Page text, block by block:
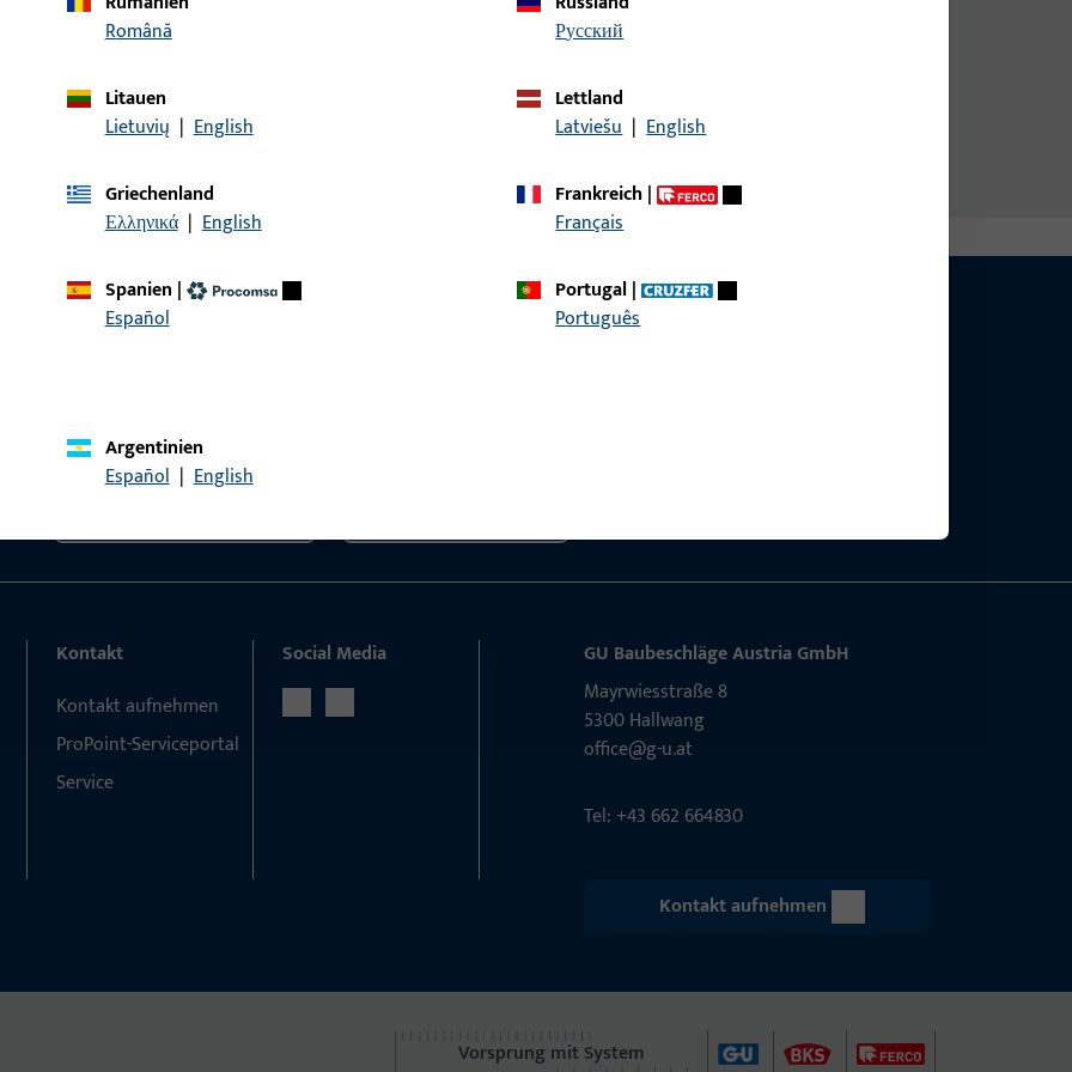
KONTAKT
Wir sind gerne für Sie da – schnell, kompetent und zuverlässig.
Română
русский
Litauen
Lietuvių | English
Lettland
Latviešu | English
Griechenland
Ελληνικά | English
Frankreich|
Français
Spanien |
Español
Portugal|
Português
Argentinien
Español | English
Kontakt
Kontakt aufnehmen
ProPoint-Serviceportal
Service
Social Media
GU Baubeschläge Aus­tria GmbH
Mayrwies­straße 8
5300 Hall­wang
office@g-u.at
Tel: +43 662 664830
Kontakt aufnehmen
Vorsprung mit System